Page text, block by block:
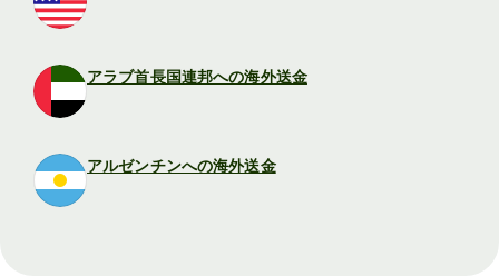
アラブ首長国連邦への海外送金
アルゼンチンへの海外送金